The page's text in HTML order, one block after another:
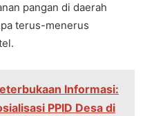
pangan di daerah
terus-menerus
Informasi:
PPID Desa di